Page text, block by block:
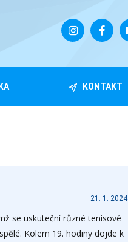
KONTAKT
21. 1. 2024
se uskuteční různé tenisové
Kolem 19. hodiny dojde k